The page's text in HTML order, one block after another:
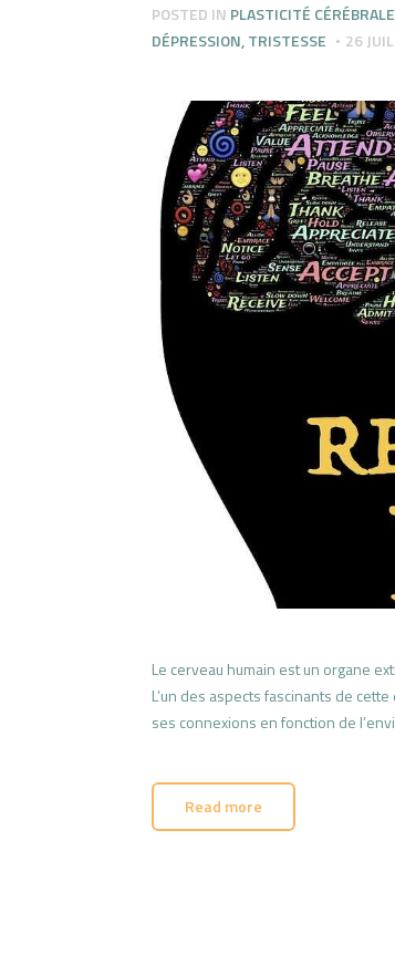
POSTED IN PLASTICITÉ CÉRÉBRALE
DÉPRESSION,TRISTESSE 26
Le cerveau humain est un organe
L’un des aspects fascinants de
ses connexions en fonction de
Read more